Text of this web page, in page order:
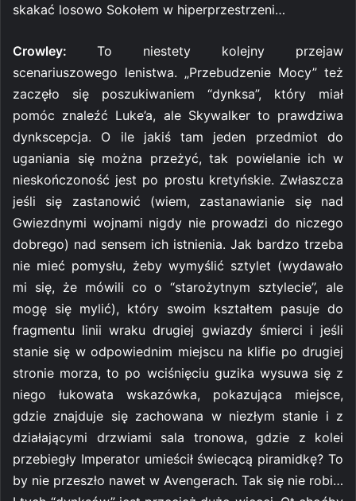
skakać losowo Sokołem w hiperprzestrzeni…
Crowley: To niestety kolejny przejaw
scenariuszowego lenistwa. „Przebudzenie Mocy” też
zaczęło się poszukiwaniem “dynksa”, który miał
pomóc znaleźć Luke’a, ale Skywalker to prawdziwa
dynkscepcja. O ile jakiś tam jeden przedmiot do
uganiania się można przeżyć, tak powielanie ich w
nieskończoność jest po prostu kretyńskie. Zwłaszcza
jeśli się zastanowić (wiem, zastanawianie się nad
Gwiezdnymi wojnami nigdy nie prowadzi do niczego
dobrego) nad sensem ich istnienia. Jak bardzo trzeba
nie mieć pomysłu, żeby wymyślić sztylet (wydawało
mi się, że mówili co o “starożytnym sztylecie”, ale
mogę się mylić), który swoim kształtem pasuje do
fragmentu linii wraku drugiej gwiazdy śmierci i jeśli
stanie się w odpowiednim miejscu na klifie po drugiej
stronie morza, to po wciśnięciu guzika wysuwa się z
niego łukowata wskazówka, pokazująca miejsce,
gdzie znajduje się zachowana w niezłym stanie i z
działającymi drzwiami sala tronowa, gdzie z kolei
przebiegły Imperator umieścił świecącą piramidkę? To
by nie przeszło nawet w Avengerach. Tak się nie robi…